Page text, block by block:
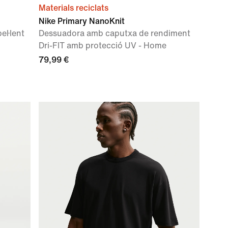
Materials reciclats
Nike Primary NanoKnit
Dessuadora amb caputxa de rendiment
Dri-FIT amb protecció UV - Home
79,99 €